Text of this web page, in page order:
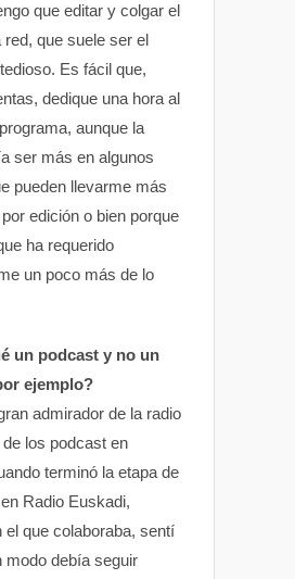
que editar y colgar el
red, que suele ser el
Es fácil que,
dedique una hora al
aunque la
ser más en algunos
pueden llevarme más
edición o bien porque
ha requerido
un poco más de lo
un podcast y no un
ejemplo?
admirador de la radio
los podcast en
terminó la etapa de
Radio Euskadi,
el que colaboraba, sentí
modo debía seguir